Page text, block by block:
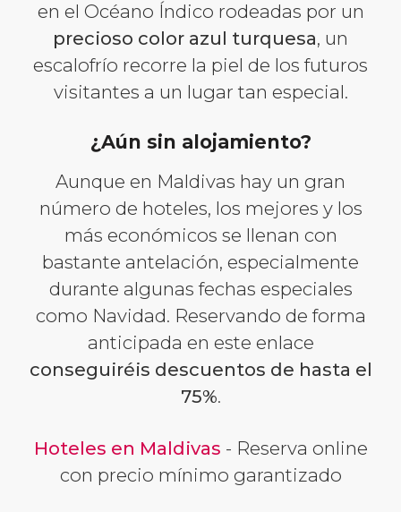
en el Océano Índico rodeadas por un
precioso color azul turquesa, un
escalofrío recorre la piel de los futuros
visitantes a un lugar tan especial.
¿Aún sin alojamiento?
Aunque en Maldivas hay un gran
número de hoteles, los mejores y los
más económicos se llenan con
bastante antelación, especialmente
durante algunas fechas especiales
como Navidad. Reservando de forma
anticipada en este enlace
conseguiréis descuentos de hasta el
75%.
Hoteles en Maldivas - Reserva online
con precio mínimo garantizado